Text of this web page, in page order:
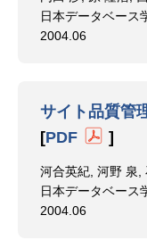
日本データベース
2004.06
サイト品質管
[PDF ]
河合英紀, 河野 泉,
日本データベース
2004.06